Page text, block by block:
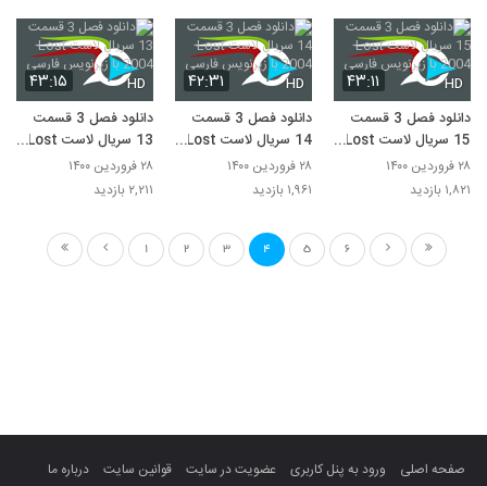
۴۳:۱۱ HD
دانلود فصل 3 قسمت
15 سریال لاست Lost
2004 با زیرنویس
فارسی
۲۸ فروردین ۱۴۰۰
۱,۸۲۱ بازدید
۴۲:۳۱ HD
دانلود فصل 3 قسمت
14 سریال لاست Lost
2004 با زیرنویس
فارسی
۲۸ فروردین ۱۴۰۰
۱,۹۶۱ بازدید
۴۳:۱۵ HD
دانلود فصل 3 قسمت
13 سریال لاست Lost
2004 با زیرنویس
فارسی
۲۸ فروردین ۱۴۰۰
۲,۲۱۱ بازدید
1 2 3 4 5 6
صفحه اصلی ورود به پنل کاربری عضویت در سایت قوانین سایت
درباره ما